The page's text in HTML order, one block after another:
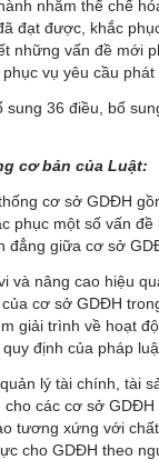
nhằm thể chế
đạt được, khắc
những vấn đề mới
vụ yêu cầu
sung 36 điều, bổ
cơ bản của Luật:
cơ sở GDĐH
phục một số vấn
đẳng giữa cơ sở
và nâng cao hiệu
cơ sở GDĐH
giải trình về hoạt
định của pháp
lý tài chính, tài
cho các cơ sở
tương xứng với
cho GDĐH theo